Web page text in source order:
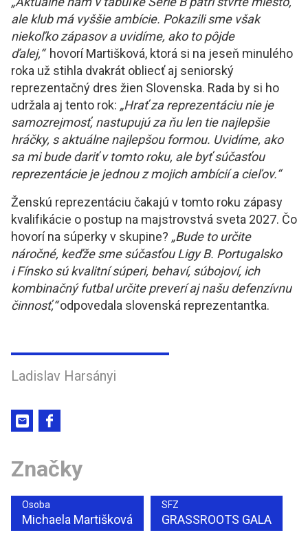
ale klub má vyššie ambície. Pokazili sme však
niekoľko zápasov a uvidíme, ako to pôjde
ďalej,“hovorí Martišková, ktorá si na jeseň minulého
roka už stihla dvakrát obliecť aj seniorský
reprezentačný dres žien Slovenska. Rada by si ho
udržala aj tento rok: „Hrať za reprezentáciu nie je
samozrejmosť, nastupujú za ňu len tie najlepšie
hráčky, s aktuálne najlepšou formou. Uvidíme, ako
sa mi bude dariť v tomto roku, ale byť súčasťou
reprezentácie je jednou z mojich ambícií a cieľov.“
Ženskú reprezentáciu čakajú v tomto roku zápasy
kvalifikácie o postup na majstrovstvá sveta 2027. Čo
hovorí na súperky v skupine? „Bude to určite
náročné, keďže sme súčasťou Ligy B. Portugalsko
i Fínsko sú kvalitní súperi, behaví, súbojoví, ich
kombinačný futbal určite preverí aj našu defenzívnu
činnosť,“odpovedala slovenská reprezentantka.
Ladislav Harsányi
Značky
Osoba
Michaela Martišková
SFZ
GRASSROOTS GALA